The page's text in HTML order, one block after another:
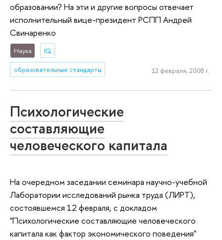
образовании? На эти и другие вопросы отвечает
исполнительный вице-президент РСПП Андрей
Свинаренко
Наука IQ
образовательные стандарты 12 февраля, 2008 г.
Психологические
составляющие
человеческого капитала
На очередном заседании семинара научно-учебной
Лаборатории исследований рынка труда (ЛИРТ),
состоявшемся 12 февраля, с докладом
"Психологические составляющие человеческого
капитала как фактор экономического поведения"